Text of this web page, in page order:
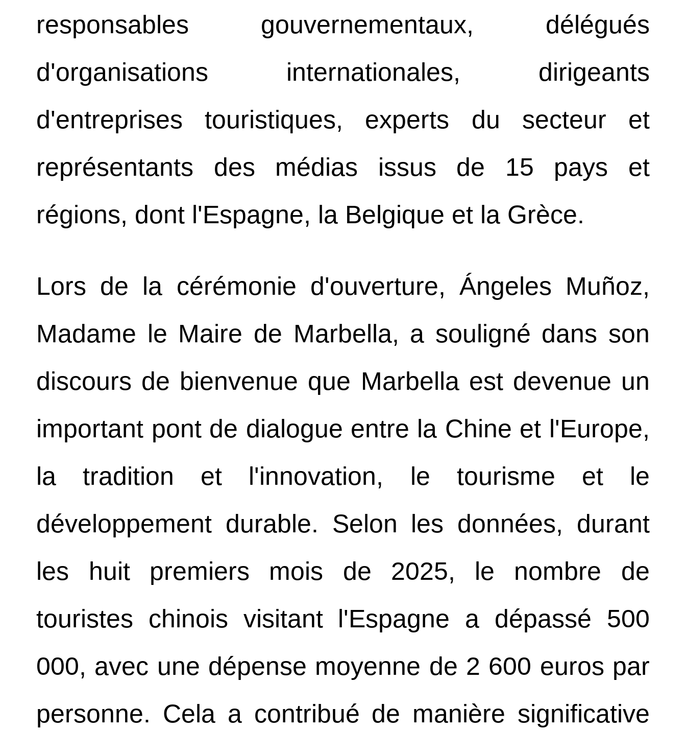
responsables gouvernementaux, délégués
d'organisations internationales, dirigeants
d'entreprises touristiques, experts du secteur et
représentants des médias issus de 15 pays et
régions, dont l'Espagne, la Belgique et la Grèce.
Lors de la cérémonie d'ouverture, Ángeles Muñoz,
Madame le Maire de Marbella, a souligné dans son
discours de bienvenue que Marbella est devenue un
important pont de dialogue entre la Chine et l'Europe,
la tradition et l'innovation, le tourisme et le
développement durable. Selon les données, durant
les huit premiers mois de 2025, le nombre de
touristes chinois visitant l'Espagne a dépassé 500
000, avec une dépense moyenne de 2 600 euros par
personne. Cela a contribué de manière significative